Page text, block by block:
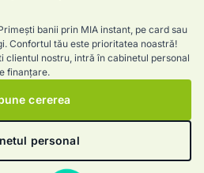
banii prin MIA instant, pe card sau
Confortul tău este prioritatea noastră!
clientul nostru, intră în cabinetul personal
finanțare.
cererea
personal